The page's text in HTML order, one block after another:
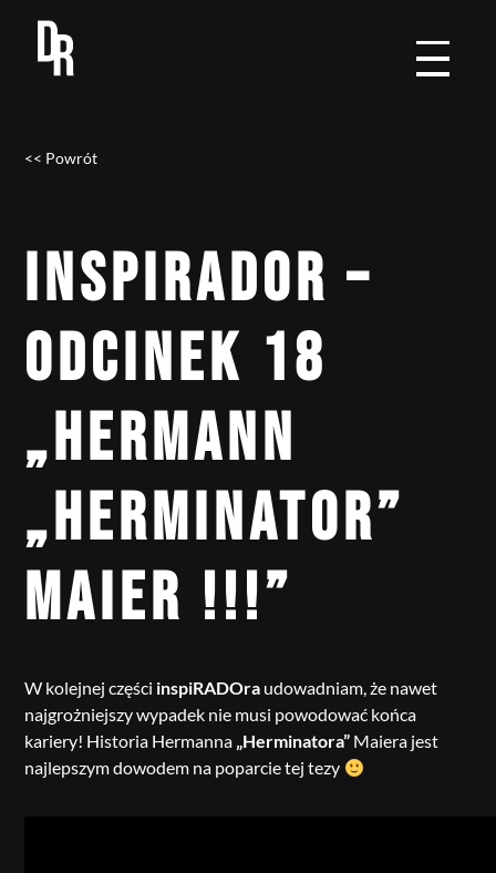
<< Powrót
INSPIRADOR –
ODCINEK 18
„HERMANN
„HERMINATOR”
MAIER !!!”
W kolejnej części inspiRADOra udowadniam, że nawet
najgrożniejszy wypadek nie musi powodować końca
kariery! Historia Hermanna „Herminatora” Maiera jest
najlepszym dowodem na poparcie tej tezy